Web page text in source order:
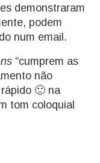
demonstraram
podem
num email.
“cumprem as
não
🙂 na
tom coloquial